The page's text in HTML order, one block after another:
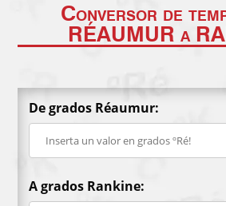
Conversor de
RÉAUMUR a
De grados Réaumur:
A grados Rankine: